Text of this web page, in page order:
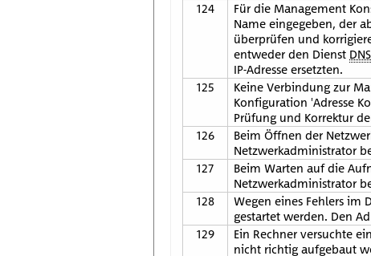
124
Für die Management
Name eingegeben, der
überprüfen und
entweder den Dienst DNS
IP-Adresse ersetzten.
125
Keine Verbindung zur
Konfiguration 'Adresse
Prüfung und Korrektur
126
Beim Öffnen der
Netzwerkadministrator
127
Beim Warten auf die
Netzwerkadministrator
128
Wegen eines Fehlers im
gestartet werden. Den
129
Ein Rechner versuchte
nicht richtig aufgebaut